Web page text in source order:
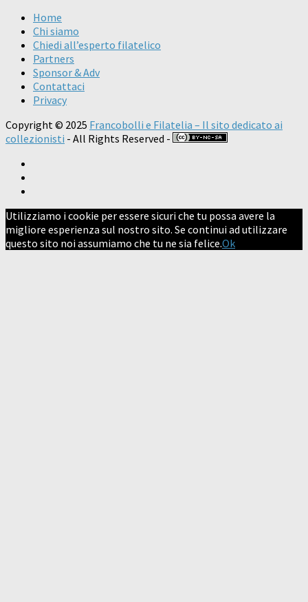
Home
Chi siamo
Chiedi all’esperto filatelico
Partners
Sponsor & Adv
Contattaci
Privacy
Copyright © 2025 Francobolli e Filatelia – Il sito dedicato ai
collezionisti - All Rights Reserved -
Utilizziamo i cookie per essere sicuri che tu possa avere la
migliore esperienza sul nostro sito. Se continui ad utilizzare
questo sito noi assumiamo che tu ne sia felice.Ok